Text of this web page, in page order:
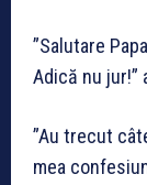
”Salutare
Adică nu jur!”
”Au trecut
mea